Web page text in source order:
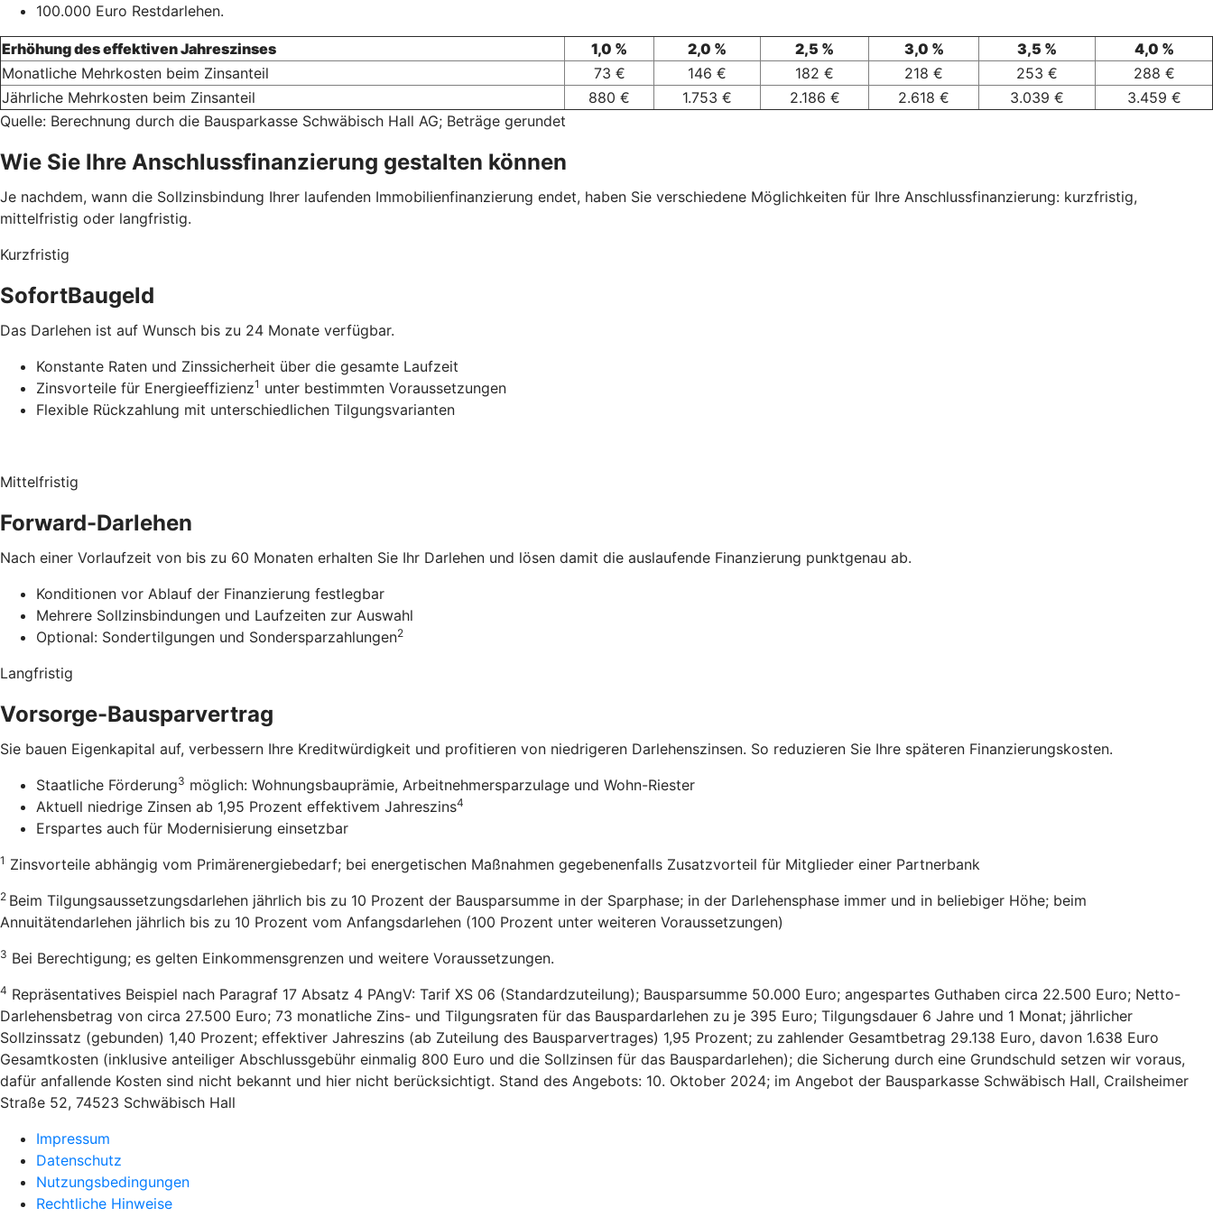
100.000 Euro Restdarlehen.
Erhöhung des effektiven Jahreszinses 1,0 % 2,0 % 2,5 % 3,0 % 3,5 %
4,0 %
Monatliche Mehrkosten beim Zinsanteil
73 € 146 € 182 € 218 € 253 €
288 €
Jährliche Mehrkosten beim Zinsanteil
880 € 1.753 € 2.186 € 2.618 € 3.039 €
3.459 €
Quelle: Berechnung durch die Bausparkasse Schwäbisch Hall AG; Beträge gerundet
Wie Sie Ihre Anschlussfinanzierung gestalten können
Je nachdem, wann die Sollzinsbindung Ihrer laufenden Immobilienfinanzierung endet, haben Sie verschiedene Möglichkeiten für Ihre Anschlussfinanzierung: kurzfristig,
mittelfristig oder langfristig.
Kurzfristig
SofortBaugeld
Das Darlehen ist auf Wunsch bis zu 24 Monate verfügbar.
Konstante Raten und Zinssicherheit über die gesamte Laufzeit
Zinsvorteile für Energieeffizienz1 unter bestimmten Voraussetzungen
Flexible Rückzahlung mit unterschiedlichen Tilgungsvarianten
Mittelfristig
Forward-Darlehen
Nach einer Vorlaufzeit von bis zu 60 Monaten erhalten Sie Ihr Darlehen und lösen damit die auslaufende Finanzierung punktgenau ab.
Konditionen vor Ablauf der Finanzierung festlegbar
Mehrere Sollzinsbindungen und Laufzeiten zur Auswahl
Optional: Sondertilgungen und Sondersparzahlungen2
Langfristig
Vorsorge-Bausparvertrag
Sie bauen Eigenkapital auf, verbessern Ihre Kreditwürdigkeit und profitieren von niedrigeren Darlehenszinsen. So reduzieren Sie Ihre späteren Finanzierungskosten.
Staatliche Förderung3 möglich: Wohnungsbauprämie, Arbeitnehmersparzulage und Wohn-Riester
Aktuell niedrige Zinsen ab 1,95 Prozent effektivem Jahreszins4
Erspartes auch für Modernisierung einsetzbar
1 Zinsvorteile abhängig vom Primärenergiebedarf; bei energetischen Maßnahmen gegebenenfalls Zusatzvorteil für Mitglieder einer Partnerbank
2 Beim Tilgungsaussetzungsdarlehen jährlich bis zu 10 Prozent der Bausparsumme in der Sparphase; in der Darlehensphase immer und in beliebiger Höhe; beim
Annuitätendarlehen jährlich bis zu 10 Prozent vom Anfangsdarlehen (100 Prozent unter weiteren Voraussetzungen)
3 Bei Berechtigung; es gelten Einkommensgrenzen und weitere Voraussetzungen.
4 Repräsentatives Beispiel nach Paragraf 17 Absatz 4 PAngV: Tarif XS 06 (Standardzuteilung); Bausparsumme 50.000 Euro; angespartes Guthaben circa 22.500 Euro; Netto-
Darlehensbetrag von circa 27.500 Euro; 73 monatliche Zins- und Tilgungsraten für das Bauspardarlehen zu je 395 Euro; Tilgungsdauer 6 Jahre und 1 Monat; jährlicher
Sollzinssatz (gebunden) 1,40 Prozent; effektiver Jahreszins (ab Zuteilung des Bausparvertrages) 1,95 Prozent; zu zahlender Gesamtbetrag 29.138 Euro, davon 1.638 Euro
Gesamtkosten (inklusive anteiliger Abschlussgebühr einmalig 800 Euro und die Sollzinsen für das Bauspardarlehen); die Sicherung durch eine Grundschuld setzen wir voraus,
dafür anfallende Kosten sind nicht bekannt und hier nicht berücksichtigt. Stand des Angebots: 10. Oktober 2024; im Angebot der Bausparkasse Schwäbisch Hall, Crailsheimer
Straße 52, 74523 Schwäbisch Hall
Impressum
Datenschutz
Nutzungsbedingungen
Rechtliche Hinweise